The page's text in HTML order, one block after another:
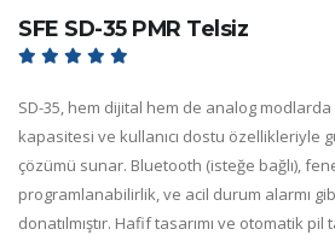
SFE SD-35 PMR Telsiz
SD-35, hem dijital hem de analog modlarda
kapasitesi ve kullanıcı dostu özellikleriyle
çözümü sunar. Bluetooth (isteğe bağlı),
programlanabilirlik, ve acil durum alarmı
donatılmıştır. Hafif tasarımı ve otomatik